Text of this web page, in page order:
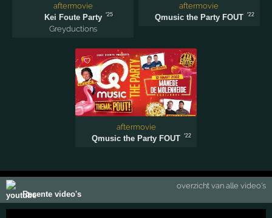
aftermovie
Kei Foute Party
'25
Greyductions
aftermovie
Qmusic the Party FOUT
'22
aftermovie
Qmusic the Party FOUT '22
Recente video's
overzicht van alle video's